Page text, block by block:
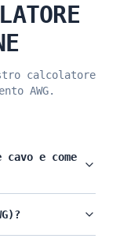
calcolatore
AWG.
e come